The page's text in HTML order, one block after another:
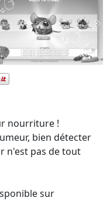
nourriture !
bien détecter
n'est pas de tout
sur